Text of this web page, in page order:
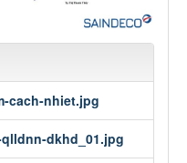
cach-nhiet.jpg
qlldnn-dkhd_01.jpg